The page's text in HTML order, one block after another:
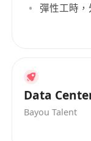
彈性工時
Data
Bayou Talent